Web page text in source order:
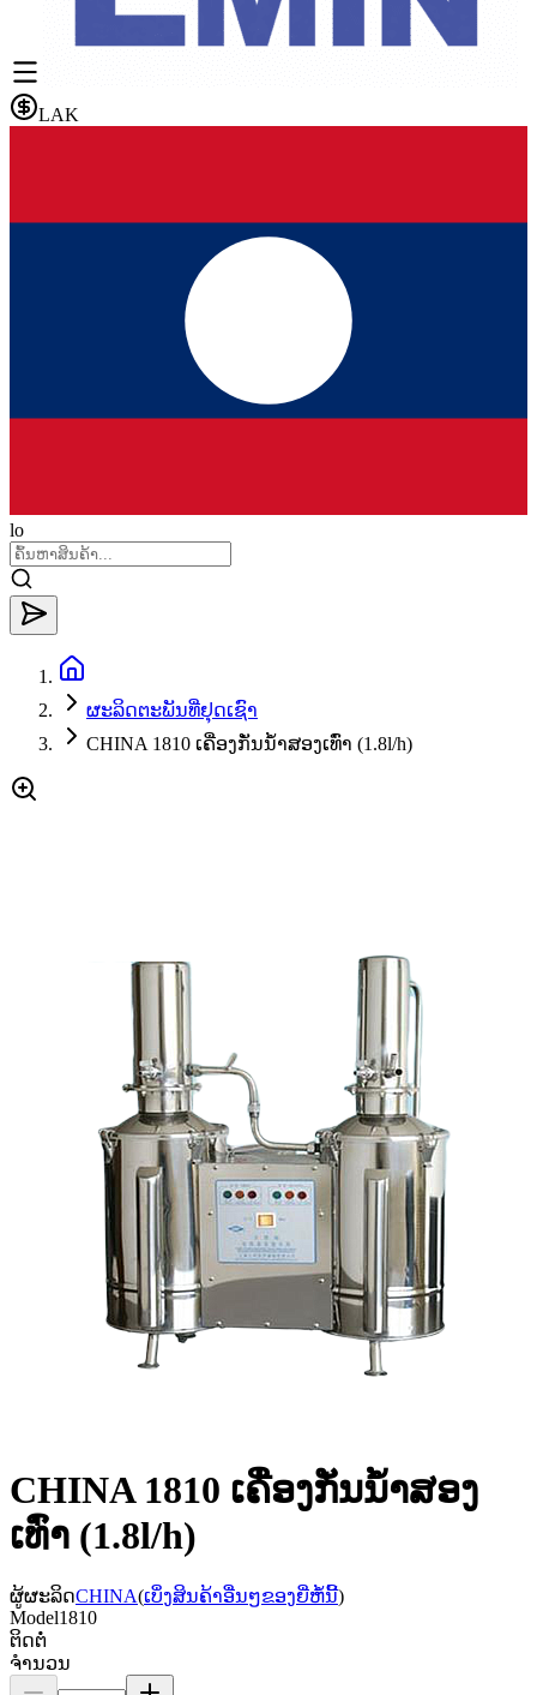
LAK
lo
ຜະລິດຕະພັນທີ່ຢຸດເຊົາ
CHINA 1810 ເຄື່ອງກັ່ນນ້ຳສອງເທົ່າ (1.8l/h)
CHINA 1810 ເຄື່ອງກັ່ນນ້ຳສອງ
ເທົ່າ (1.8l/h)
ຜູ້ຜະລິດCHINA(ເບິ່ງສິນຄ້າອື່ນໆຂອງຍີ່ຫໍ້ນີ້)
Model1810
ຕິດຕໍ່
ຈຳນວນ